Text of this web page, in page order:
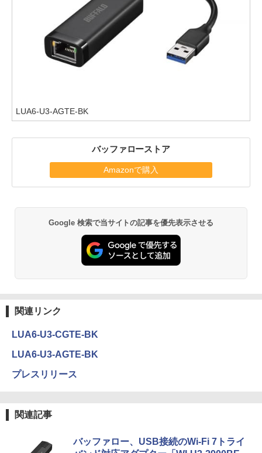
LUA6-U3-AGTE-BK
バッファローストア
Amazonで購入
Google 検索で当サイトの記事を優先表示させる
関連リンク
LUA6-U3-CGTE-BK
LUA6-U3-AGTE-BK
プレスリリース
関連記事
バッファロー、USB接続のWi-Fi 7トライ